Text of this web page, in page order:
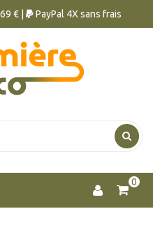
€ | PayPal 4X sans frais
0